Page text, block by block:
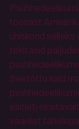
toonast
ühiskond
tekitasid
Seetõttu said
esitleti
väärilist